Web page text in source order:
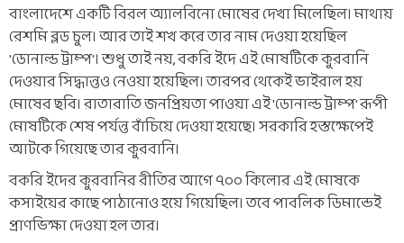
বাংলাদেশে একটি বিরল অ্যালবিনো মোষের দেখা মিলেছিল। মাথায়
রেশমি ব্লড চুল। আর তাই শখ করে তার নাম দেওয়া হয়েছিল
'ডোনাল্ড ট্রাম্প'। শুধু তাই নয়, বকরি ইদে এই মোষটিকে কুরবানি
দেওয়ার সিদ্ধান্তও নেওয়া হয়েছিল। তারপর থেকেই ভাইরাল হয়
মোষের ছবি। রাতারাতি জনপ্রিয়তা পাওয়া এই 'ডোনাল্ড ট্রাম্প' রূপী
মোষটিকে শেষ পর্যন্ত বাঁচিয়ে দেওয়া হয়েছে। সরকারি হস্তক্ষেপেই
আটকে গিয়েছে তার কুরবানি।
বকরি ইদের কুরবানির রীতির আগে ৭০০ কিলোর এই মোষকে
কসাইয়ের কাছে পাঠানোও হয়ে গিয়েছিল। তবে পাবলিক ডিমান্ডেই
প্রাণভিক্ষা দেওয়া হল তার।